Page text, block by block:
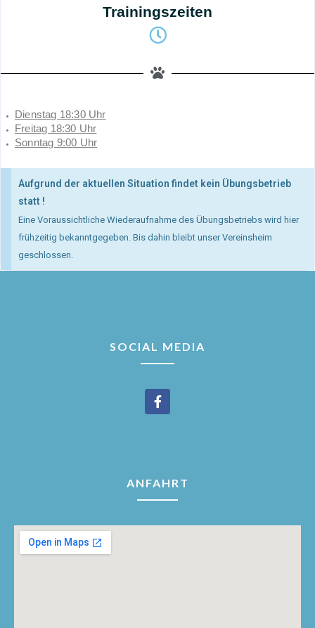
Trainingszeiten
Dienstag 18:30 Uhr
Freitag 18:30 Uhr
Sonntag 9:00 Uhr
Aufgrund der aktuellen Situation findet kein Übungsbetrieb
statt !
Eine Voraussichtliche Wiederaufnahme des Übungsbetriebs wird hier
frühzeitig bekanntgegeben. Bis dahin bleibt unser Vereinsheim
geschlossen.
SOCIAL MEDIA
ANFAHRT